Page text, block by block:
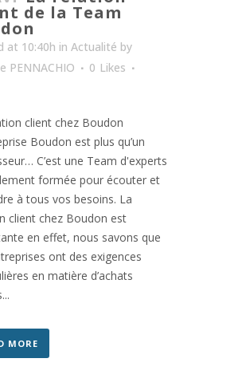
de la Team
at 10:40h in Actualité by
PENNACHIO
0 Likes
client chez Boudon
Boudon est plus qu’un
C’est une Team d'experts
formée pour écouter et
à tous vos besoins. La
client chez Boudon est
en effet, nous savons que
ont des exigences
en matière d’achats
MORE